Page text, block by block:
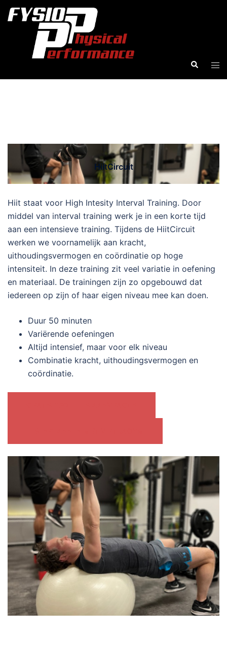
naar
Zoeken
HiitCircuit
Hiit staat voor High Intesity Interval Training. Door
middel van interval training werk je in een korte tijd
aan een intensieve training. Tijdens de HiitCircuit
werken we voornamelijk aan kracht,
uithoudingsvermogen en coördinatie op hoge
intensiteit. In deze training zit veel variatie in oefening
en materiaal. De trainingen zijn zo opgebouwd dat
iedereen op zijn of haar eigen niveau mee kan doen.
Duur 50 minuten
Variërende oefeningen
Altijd intensief, maar voor elk niveau
Combinatie kracht, uithoudingsvermogen en
coördinatie.